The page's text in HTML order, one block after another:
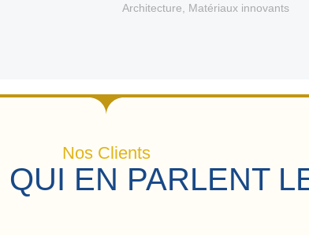
Architecture Matériaux innovants
Nos Clients
EN PARLENT